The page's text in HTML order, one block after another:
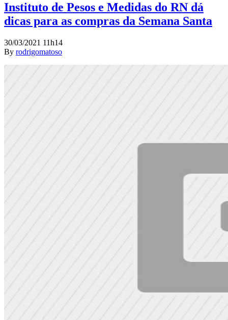
Instituto de Pesos e Medidas do RN dá
dicas para as compras da Semana Santa
30/03/2021 11h14
By rodrigomatoso